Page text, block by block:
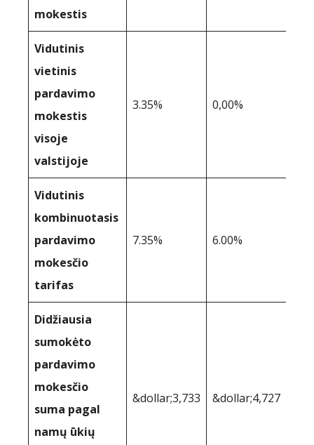
mokestis
Vidutinis
vietinis
pardavimo
mokestis
visoje
valstijoje
3.35% 0,00%
Vidutinis
kombinuotasis
pardavimo
mokesčio
tarifas
7.35% 6.00%
Didžiausia
sumokėto
pardavimo
mokesčio
suma pagal
namų ūkių
&dollar;3,733 &dollar;4,727